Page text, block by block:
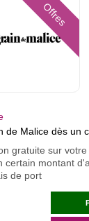
Offres
de Malice dès un
gratuite sur
certain montant
de port